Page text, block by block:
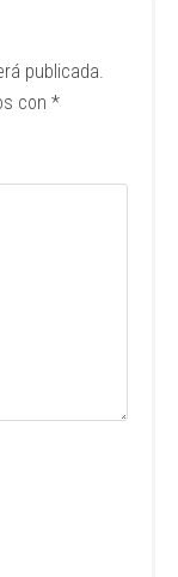
publicada.
con*